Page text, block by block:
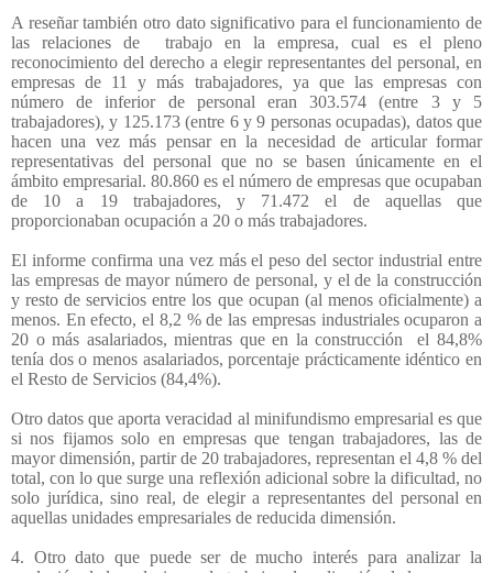
A reseñar también otro dato significativo para el funcionamiento de
las relaciones de
trabajo en la empresa, cual es el pleno
reconocimiento del derecho a elegir representantes del personal, en
empresas de 11 y más trabajadores, ya que las empresas con
número de inferior de personal eran 303.574 (entre 3 y 5
trabajadores), y 125.173 (entre 6 y 9 personas ocupadas), datos que
hacen una vez más pensar en la necesidad de articular formar
representativas del personal que no se basen únicamente en el
ámbito empresarial. 80.860 es el número de empresas que ocupaban
de 10 a 19 trabajadores, y 71.472 el de aquellas que
proporcionaban ocupación a 20 o más trabajadores.
El informe confirma una vez más el peso del sector industrial entre
las empresas de mayor número de personal, y el de la construcción
y resto de servicios entre los que ocupan (al menos oficialmente) a
menos. En efecto, el 8,2 % de las empresas industriales ocuparon a
20 o más asalariados, mientras que en la construcción
el 84,8%
tenía dos o menos asalariados, porcentaje prácticamente idéntico en
el Resto de Servicios (84,4%).
Otro datos que aporta veracidad al minifundismo empresarial es que
si nos fijamos solo en empresas que tengan trabajadores, las de
mayor dimensión, partir de 20 trabajadores, representan el 4,8 % del
total, con lo que surge una reflexión adicional sobre la dificultad, no
solo jurídica, sino real, de elegir a representantes del personal en
aquellas unidades empresariales de reducida dimensión.
4. Otro dato que puede ser de mucho interés para analizar la